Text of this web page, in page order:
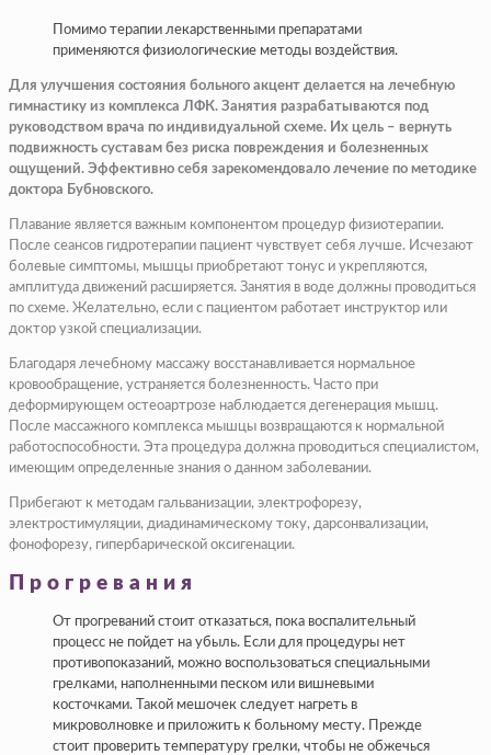
Помимо терапии лекарственными препаратами
применяются физиологические методы воздействия.
Для улучшения состояния больного акцент делается на лечебную
гимнастику из комплекса ЛФК. Занятия разрабатываются под
руководством врача по индивидуальной схеме. Их цель – вернуть
подвижность суставам без риска повреждения и болезненных
ощущений. Эффективно себя зарекомендовало лечение по методике
доктора Бубновского.
Плавание является важным компонентом процедур физиотерапии.
После сеансов гидротерапии пациент чувствует себя лучше. Исчезают
болевые симптомы, мышцы приобретают тонус и укрепляются,
амплитуда движений расширяется. Занятия в воде должны проводиться
по схеме. Желательно, если с пациентом работает инструктор или
доктор узкой специализации.
Благодаря лечебному массажу восстанавливается нормальное
кровообращение, устраняется болезненность. Часто при
деформирующем остеоартрозе наблюдается дегенерация мышц.
После массажного комплекса мышцы возвращаются к нормальной
работоспособности. Эта процедура должна проводиться специалистом,
имеющим определенные знания о данном заболевании.
Прибегают к методам гальванизации, электрофорезу,
электростимуляции, диадинамическому току, дарсонвализации,
фонофорезу, гипербарической оксигенации.
Прогревания
От прогреваний стоит отказаться, пока воспалительный
процесс не пойдет на убыль. Если для процедуры нет
противопоказаний, можно воспользоваться специальными
грелками, наполненными песком или вишневыми
косточками. Такой мешочек следует нагреть в
микроволновке и приложить к больному месту. Прежде
стоит проверить температуру грелки, чтобы не обжечься